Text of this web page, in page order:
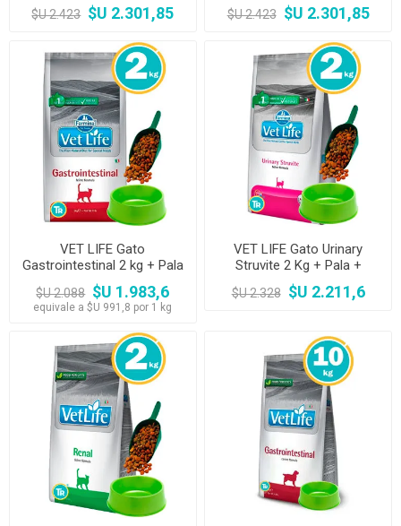
$U 2.423 $U 2.301,85 $U 2.423 $U 2.301,85
VET LIFE Gato
Gastrointestinal 2 kg + Pala
+ Comedero
$U 2.088 $U 1.983,6
equivale a $U 991,8 por 1 kg
VET LIFE Gato Urinary
Struvite 2 Kg + Pala +
Comedero
$U 2.328 $U 2.211,6